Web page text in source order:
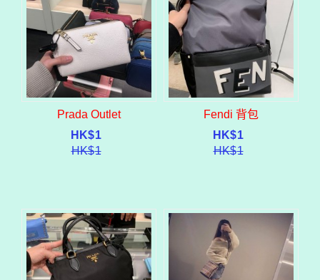
Prada Outlet
HK$1
HK$1
Fendi 背包
HK$1
HK$1